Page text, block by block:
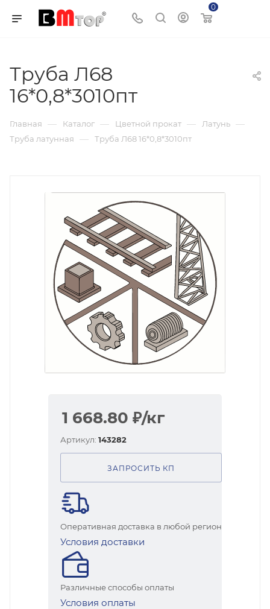
0
Труба Л68
16*0,8*3010пт
Главная — Каталог — Цветной прокат — Латунь —
Труба латунная — Труба Л68 16*0,8*3010пт
1 668.80 ₽/кг
Артикул: 143282
ЗАПРОСИТЬ КП
Оперативная доставка в любой регион
Условия доставки
Различные способы оплаты
Условия оплаты